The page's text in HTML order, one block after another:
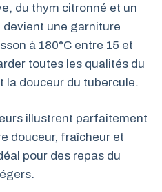
du thym citronné et un
une garniture
à 180°C entre 15 et
toutes les qualités du
la douceur du tubercule.
illustrent parfaitement
douceur, fraîcheur et
pour des repas du